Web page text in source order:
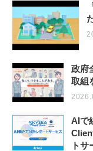
政府
取組
AIで
トサ